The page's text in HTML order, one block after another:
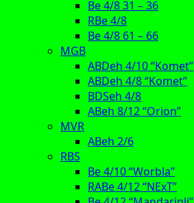
Be 4/8 31 – 36
RBe 4/8
Be 4/8 61 – 66
MGB
ABDeh 4/10 “Komet”
ABDeh 4/8 “Komet”
BDSeh 4/8
ABeh 8/12 “Orion”
MVR
ABeh 2/6
RBS
Be 4/10 “Worbla”
RABe 4/12 “NExT”